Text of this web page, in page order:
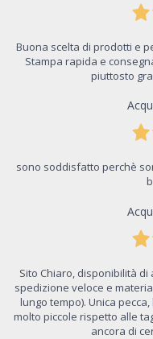
Buona scelta di prodotti e
Stampa rapida e
piuttosto
sono soddisfatto perchè
Sito Chiaro, disponibilità
spedizione veloce e
lungo tempo). Unica
molto piccole rispetto alle
ancora di